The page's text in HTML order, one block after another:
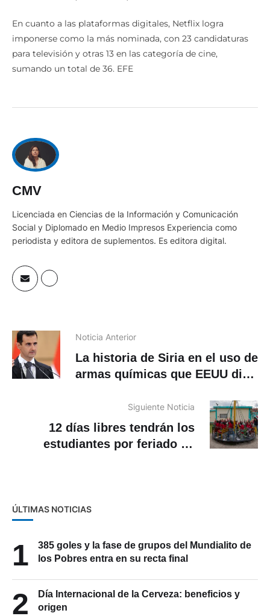
imponerse como la más nominada, con 23 candidaturas
para televisión y otras 13 en las categoría de cine,
sumando un total de 36. EFE
CMV
Licenciada en Ciencias de la Información y Comunicación
Social y Diplomado en Medio Impresos Experiencia como
periodista y editora de suplementos. Es editora digital.
La historia de Siria en el uso de
armas químicas que EEUU dice
que trabaja para «destruir»
12 días libres tendrán los
estudiantes por feriado de
Navidad y Año Nuevo
1
los Pobres entra en su recta final
2
Día Internacional de la Cerveza: beneficios y
origen